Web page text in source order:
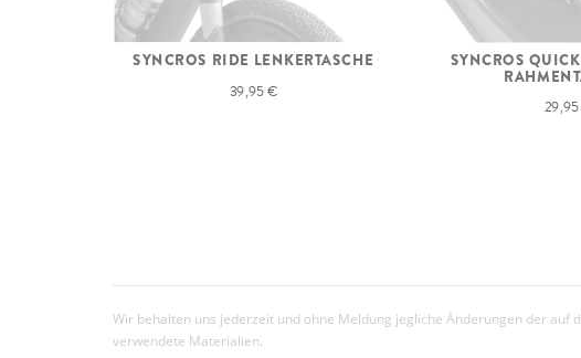
SYNCROS RIDE LENKERTASCHE
39,95 €
SYNCROS
Wir behalten uns jederzeit und ohne Meldung jegliche Änderungen der
verwendete Materialien.